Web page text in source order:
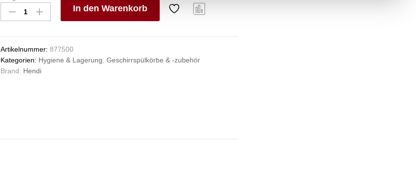
Geschirrspülkorb,
Fächer
62x62mm,
500x500x(H)45mm
In den Warenkorb
Artikelnummer: 877500
Kategorien: Hygiene & Lagerung, Geschirrspülkörbe & -zubehör
Brand: Hendi